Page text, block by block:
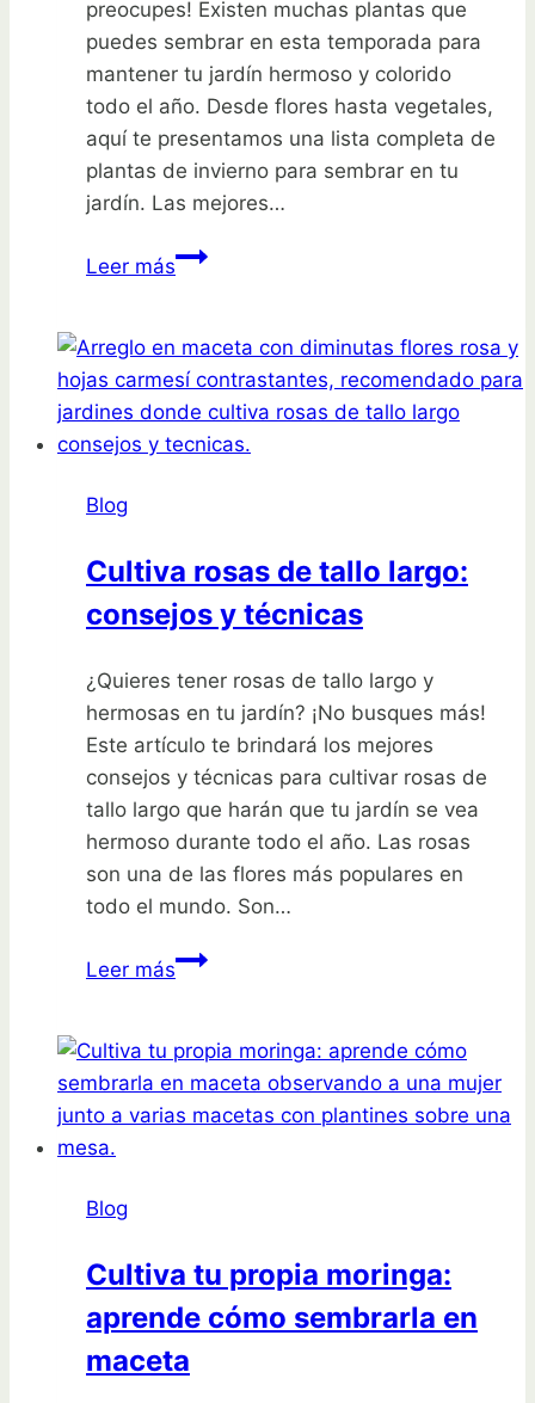
preocupes! Existen muchas plantas que
puedes sembrar en esta temporada para
mantener tu jardín hermoso y colorido
todo el año. Desde flores hasta vegetales,
aquí te presentamos una lista completa de
plantas de invierno para sembrar en tu
jardín. Las mejores…
Leer másPlantas
¡descubre
qué
sembrar
en
Blog
Cultiva rosas de tallo largo:
consejos y técnicas
¿Quieres tener rosas de tallo largo y
hermosas en tu jardín? ¡No busques más!
Este artículo te brindará los mejores
consejos y técnicas para cultivar rosas de
tallo largo que harán que tu jardín se vea
hermoso durante todo el año. Las rosas
son una de las flores más populares en
todo el mundo. Son…
Leer másCultiva
tallo
largo:
consejos
Blog
Cultiva tu propia moringa:
aprende cómo sembrarla en
maceta